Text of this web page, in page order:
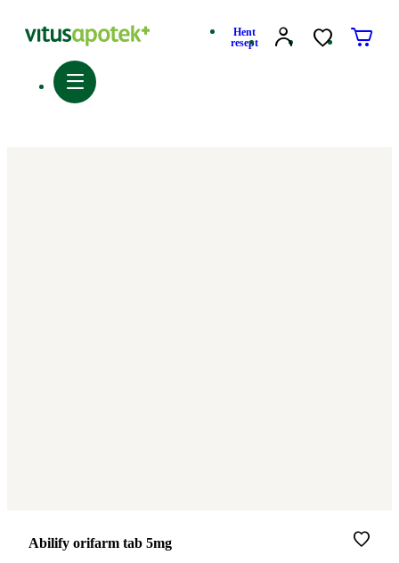
Hent
resept
Merke:
Abilify orifarm tab 5mg